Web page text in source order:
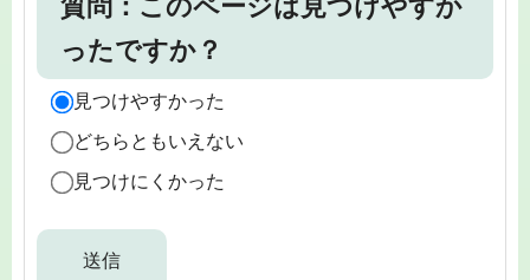
質問：このページは見つけやすか
ったですか？
見つけやすかった
どちらともいえない
見つけにくかった